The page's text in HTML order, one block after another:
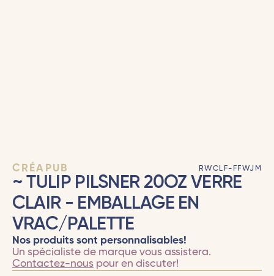
CRÉAPUB RWCLF-FFWJM
~ TULIP PILSNER 20OZ VERRE
CLAIR - EMBALLAGE EN
VRAC/PALETTE
Nos produits sont personnalisables!
Un spécialiste de marque vous assistera.
Contactez-nouspour en discuter!